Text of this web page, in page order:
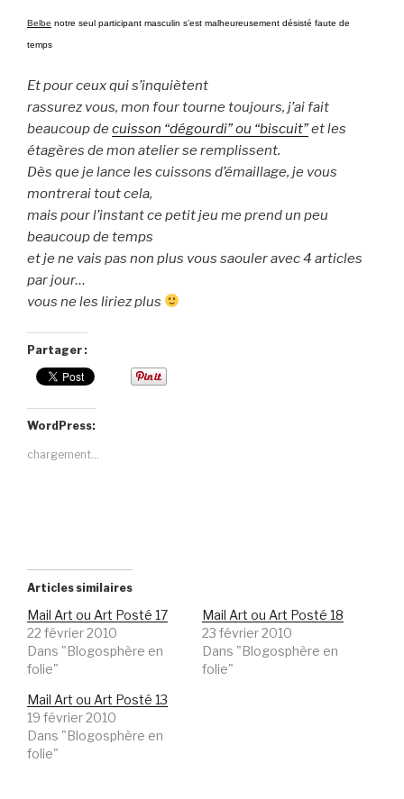
Belbe notre seul participant masculin s’est malheureusement désisté faute de
temps
Et pour ceux qui s’inquiètent
rassurez vous, mon four tourne toujours, j’ai fait
beaucoup de cuisson “dégourdi” ou “biscuit”et les
étagères de mon atelier se remplissent.
Dès que je lance les cuissons d’émaillage, je vous
montrerai tout cela,
mais pour l’instant ce petit jeu me prend un peu
beaucoup de temps
et je ne vais pas non plus vous saouler avec 4 articles
par jour…
vous ne les liriez plus
Partager :
WordPress:
chargement…
Articles similaires
Mail Art ou Art Posté 17
22 février 2010
Dans "Blogosphère en
folie"
Mail Art ou Art Posté 18
23 février 2010
Dans "Blogosphère en
folie"
Mail Art ou Art Posté 13
19 février 2010
Dans "Blogosphère en
folie"